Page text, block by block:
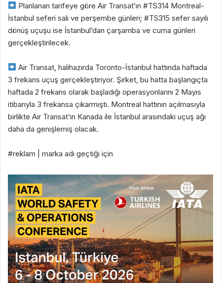
Planlanan tarifeye göre Air Transat’ın #TS314 Montreal-
İstanbul seferi salı ve perşembe günleri; #TS315 sefer sayılı
dönüş uçuşu ise İstanbul’dan çarşamba ve cuma günleri
gerçekleştirilecek.
Air Transat, halihazırda Toronto-İstanbul hattında haftada
3 frekans uçuş gerçekleştiriyor. Şirket, bu hatta başlangıçta
haftada 2 frekans olarak başladığı operasyonlarını 2 Mayıs
itibarıyla 3 frekansa çıkarmıştı. Montreal hattının açılmasıyla
birlikte Air Transat’ın Kanada ile İstanbul arasındaki uçuş ağı
daha da genişlemiş olacak.
#reklam | marka adı geçtiği için